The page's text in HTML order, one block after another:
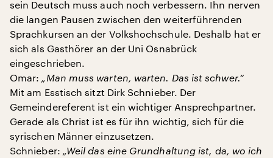
sein Deutsch muss auch noch verbessern. Ihn nerven
die langen Pausen zwischen den weiterführenden
Sprachkursen an der Volkshochschule. Deshalb hat er
sich als Gasthörer an der Uni Osnabrück
eingeschrieben.
Omar: „Man muss warten, warten. Das ist schwer.“
Mit am Esstisch sitzt Dirk Schnieber. Der
Gemeindereferent ist ein wichtiger Ansprechpartner.
Gerade als Christ ist es für ihn wichtig, sich für die
syrischen Männer einzusetzen.
Schnieber: „Weil das eine Grundhaltung ist, da, wo ich